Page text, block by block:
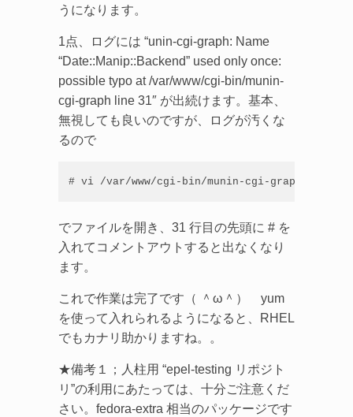
うになります。
1点、ログには “unin-cgi-graph: Name
“Date::Manip::Backend” used only once:
possible typo at /var/www/cgi-bin/munin-
cgi-graph line 31″ が出続けます。基本、
無視しても良いのですが、ログが汚くな
るので
# vi /var/www/cgi-bin/munin-cgi-graph
でファイルを開き、31 行目の先頭に # を
入れてコメントアウトすると出なくなり
ます。
これで作業は完了です（ ＾ω＾） yum
を使って入れられるようになると、RHEL
でもカナリ助かりますね。。
★備考１；人柱用 “epel-testing リポジト
リ”の利用にあたっては、十分ご注意くだ
さい。fedora-extra 相当のパッケージです